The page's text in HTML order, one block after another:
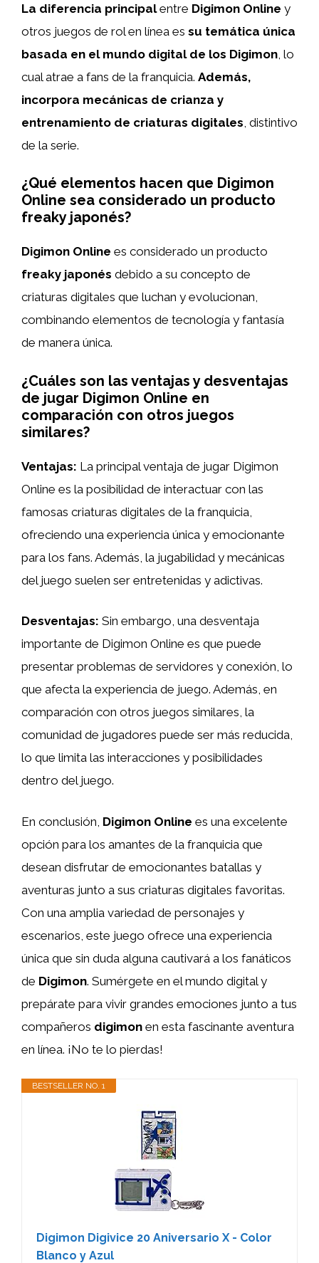
La diferencia principalentre Digimon Online y
otros juegos de rol en línea es su temática única
basada en el mundo digital de los Digimon , lo
cual atrae a fans de la franquicia. Además,
incorpora mecánicas de crianza y
entrenamiento de criaturas digitales , distintivo
de la serie.
¿Qué elementos hacen que Digimon
Online sea considerado un producto
freaky japonés?
Digimon Online es considerado un producto
freaky japonés debido a su concepto de
criaturas digitales que luchan y evolucionan,
combinando elementos de tecnología y fantasía
de manera única.
¿Cuáles son las ventajas y desventajas
de jugar Digimon Online en
comparación con otros juegos
similares?
Ventajas: La principal ventaja de jugar Digimon
Online es la posibilidad de interactuar con las
famosas criaturas digitales de la franquicia,
ofreciendo una experiencia única y emocionante
para los fans. Además, la jugabilidad y mecánicas
del juego suelen ser entretenidas y adictivas.
Desventajas: Sin embargo, una desventaja
importante de Digimon Online es que puede
presentar problemas de servidores y conexión, lo
que afecta la experiencia de juego. Además, en
comparación con otros juegos similares, la
comunidad de jugadores puede ser más reducida,
lo que limita las interacciones y posibilidades
dentro del juego.
En conclusión, Digimon Online es una excelente
opción para los amantes de la franquicia que
desean disfrutar de emocionantes batallas y
aventuras junto a sus criaturas digitales favoritas.
Con una amplia variedad de personajes y
escenarios, este juego ofrece una experiencia
única que sin duda alguna cautivará a los fanáticos
de Digimon. Sumérgete en el mundo digital y
prepárate para vivir grandes emociones junto a tus
compañeros digimon en esta fascinante aventura
en línea. ¡No te lo pierdas!
BESTSELLER NO. 1
Digimon Digivice 20 Aniversario X - Color
Blanco y Azul